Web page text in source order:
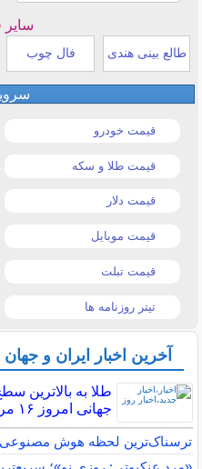
سایر
طالع بینی هندی فال چوب
قیمت خودرو
قیمت طلا و سکه
قیمت دلار
قیمت موبایل
قیمت تبلت
تیتر روزنامه ها
آخرین اخبار ایران و جهان
طلا به بالاترین
جهانی امروز ۱۶ مرداد ۱۴۰۵
ترسناک‌ترین لحظه هوش مصنوعی /